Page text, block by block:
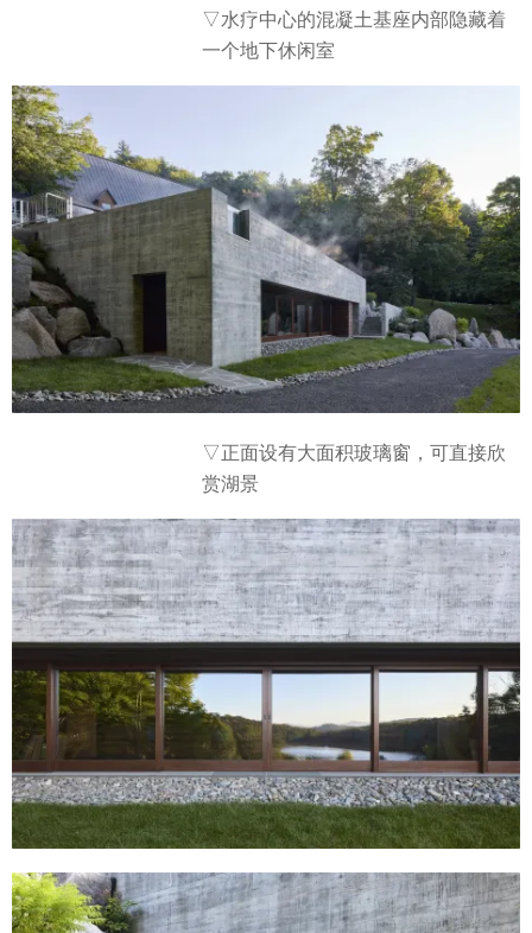
▽水疗中心的混凝土基座内部隐藏着
一个地下休闲室
▽正面设有大面积玻璃窗，可直接欣
赏湖景